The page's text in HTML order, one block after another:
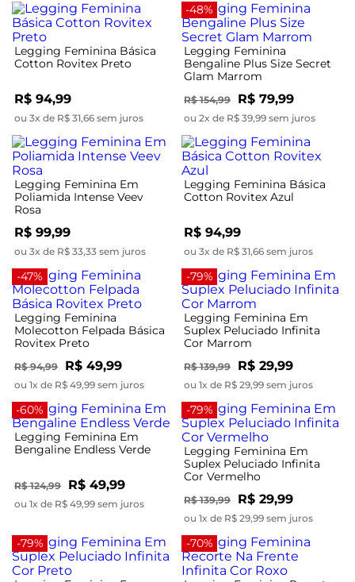
Legging Feminina Básica
Cotton Rovitex Preto
R$ 94,99
ou 3x de R$ 31,66 sem juros
-48%
Legging Feminina
Bengaline Plus Size Secret
Glam Marrom
R$ 154,99 R$ 79,99
ou 2x de R$ 39,99 sem juros
Legging Feminina Em
Poliamida Intense Veev
Rosa
R$ 99,99
ou 3x de R$ 33,33 sem juros
Legging Feminina Básica
Cotton Rovitex Azul
R$ 94,99
ou 3x de R$ 31,66 sem juros
-47%
Legging Feminina
Molecotton Felpada Básica
Rovitex Preto
R$ 94,99 R$ 49,99
ou 1x de R$ 49,99 sem juros
-79%
Legging Feminina Em
Suplex Peluciado Infinita
Cor Marrom
R$ 139,99 R$ 29,99
ou 1x de R$ 29,99 sem juros
-60%
Legging Feminina Em
Bengaline Endless Verde
R$ 124,99 R$ 49,99
ou 1x de R$ 49,99 sem juros
-79%
Legging Feminina Em
Suplex Peluciado Infinita
Cor Vermelho
R$ 139,99 R$ 29,99
ou 1x de R$ 29,99 sem juros
-79% -70%